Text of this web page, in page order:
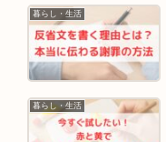
暮らし・生活
暮らし・生活